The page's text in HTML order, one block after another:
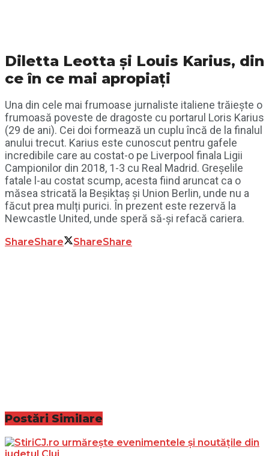
Diletta Leotta și Louis Karius, din
ce în ce mai apropiați
Una din cele mai frumoase jurnaliste italiene trăiește o
frumoasă poveste de dragoste cu portarul Loris Karius
(29 de ani). Cei doi formează un cuplu încă de la finalul
anului trecut. Karius este cunoscut pentru gafele
incredibile care au costat-o pe Liverpool finala Ligii
Campionilor din 2018, 1-3 cu Real Madrid. Greșelile
fatale l-au costat scump, acesta fiind aruncat ca o
măsea stricată la Beșiktaș și Union Berlin, unde nu a
făcut prea mulți purici. În prezent este rezervă la
Newcastle United, unde speră să-și refacă cariera.
ShareShare ShareShare
Postări Similare